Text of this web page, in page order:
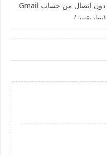
دون اتصال من حساب Gmail
(بطريقتين)